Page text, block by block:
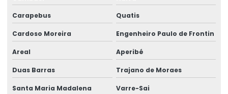
Vinil adesivo destrutível
Vinil destrutível
Carapebus Quatis
Cardoso Moreira Engenheiro Paulo de Frontin
Areal Aperibé
Duas Barras Trajano de Moraes
Santa Maria Madalena Varre-Sai